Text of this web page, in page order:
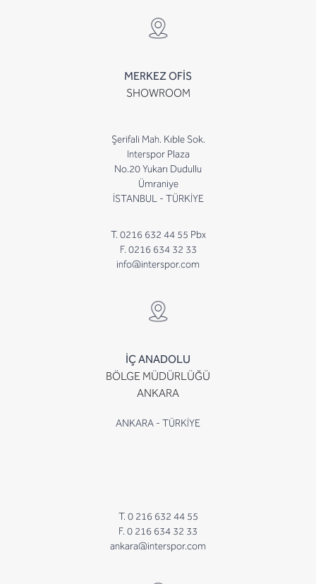
MERKEZ OFİS
SHOWROOM
Şerifali Mah. Kıble Sok.
Interspor Plaza
No.20 Yukarı Dudullu
Ümraniye
İSTANBUL - TÜRKİYE
T. 0216 632 44 55 Pbx
F. 0216 634 32 33
info@interspor.com
İÇ ANADOLU
BÖLGE MÜDÜRLÜĞÜ
ANKARA
ANKARA - TÜRKİYE
T. 0 216 632 44 55
F. 0 216 634 32 33
ankara@interspor.com